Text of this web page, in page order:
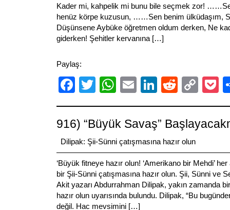
Kader mi, kahpelik mi bunu bile seçmek zor!
henüz körpe kuzusun, ……Sen benim ülküdaşım,
Düşünsene Aybüke öğretmen oldum derken, Ne
giderken! Şehitler kervanına […]
Paylaş:
Facebook
TwitterWhatsApp
EmailLinkedIn
Reddit
Link
916) “Büyük Savaş”
Dilipak: Şii-Sünni çatışmasına hazır olun
‘Büyük fitneye hazır olun! ‘Amerikano bir Mehdi’
bir Şii-Sünni çatışmasına hazır olun. Şii, Sünni ve
Akit yazarı Abdurrahman Dilipak, yakın zamanda
hazır olun uyarısında bulundu. Dilipak, “Bu
değil. Hac mevsimini […]